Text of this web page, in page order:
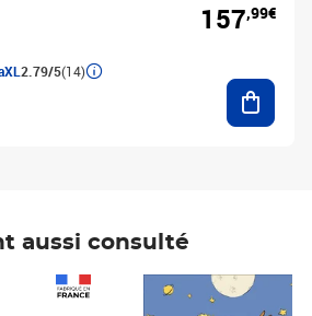
2.79/5(14)
157,99€
aussi consulté
Prix 7,50€